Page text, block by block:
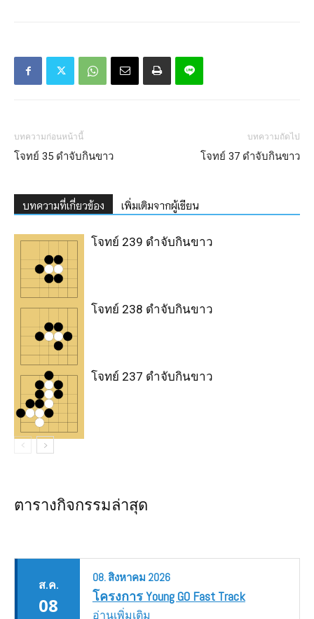
บทความก่อนหน้านี้
โจทย์ 35 ดำจับกินขาว
บทความถัดไป
โจทย์ 37 ดำจับกินขาว
บทความที่เกี่ยวข้อง เพิ่มเติมจากผู้เขียน
โจทย์ 239 ดำจับกินขาว
โจทย์ 238 ดำจับกินขาว
โจทย์ 237 ดำจับกินขาว
ตารางกิจกรรมล่าสุด
ส.ค.
08
08.สิงหาคม 2026
โครงการ Young GO Fast Track
อ่านเพิ่มเติม